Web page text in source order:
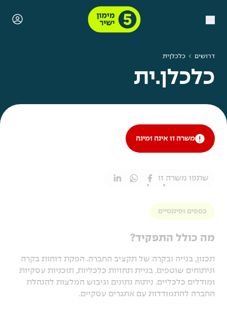
דרושים כלכלןית
כלכלן.ית
משרה זו אינה זמינה
שתפו משרה זו
כספים ופיננסיים
מה כולל התפקיד?
תכנון, בנייה ובקרה של תקציב החברה. הפקת דוחות בקרה
וניתוחים שוטפים. בניית תחזיות כלכליות, תוכניות עסקיות
ומודלים כלכליים. ניתוח נתונים וגיבוש המלצות להנהלת
החברה להתמודדות עם אתגרים עסקיים.